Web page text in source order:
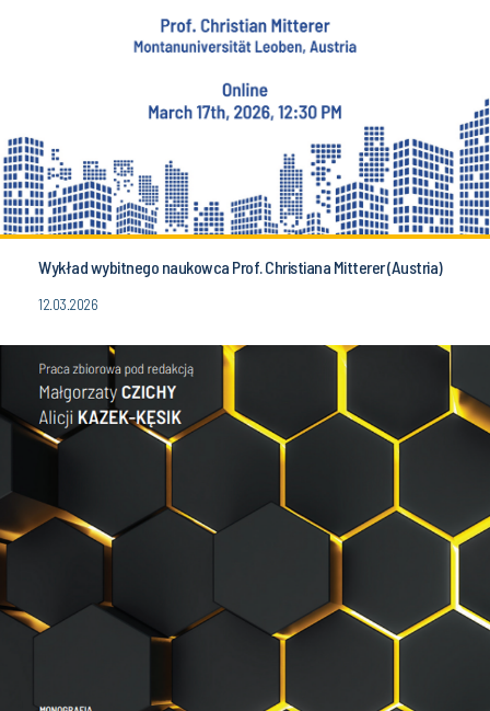
Wykład wybitnego naukowca Prof. Christiana Mitterer (Austria)
12.03.2026